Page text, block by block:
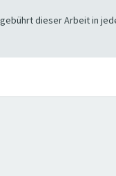
dieser Arbeit in